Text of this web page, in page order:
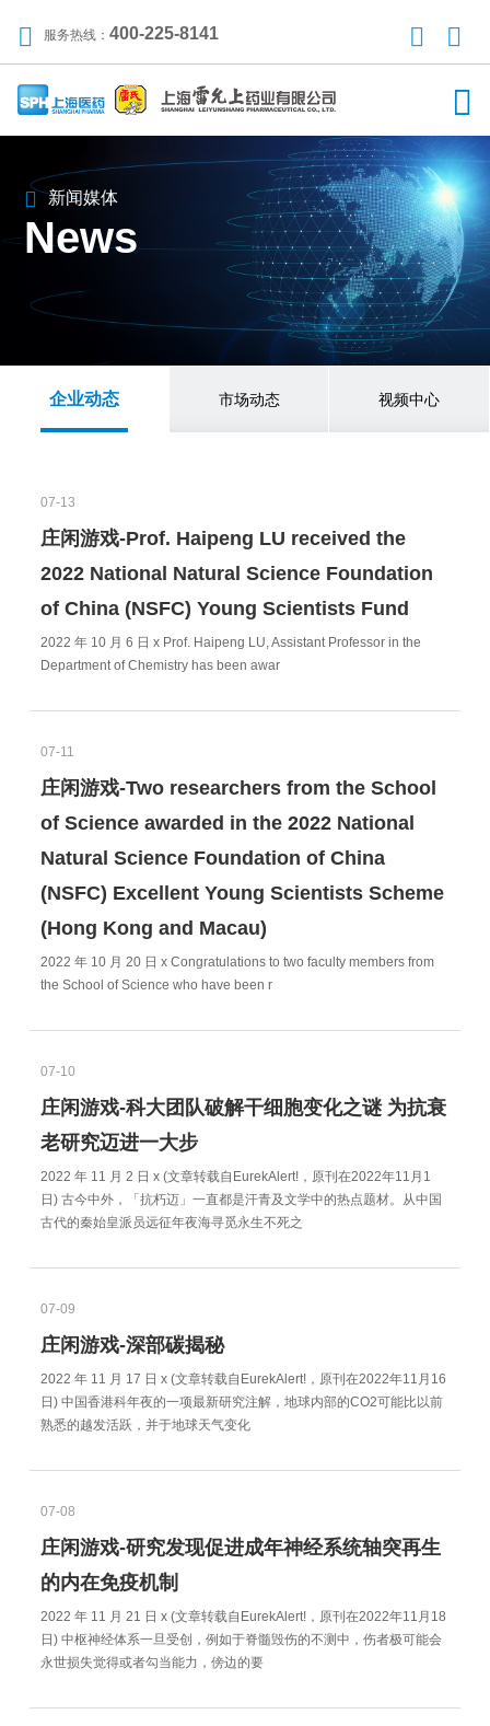
服务热线： 400-225-8141
新闻媒体
News
企业动态 市场动态 视频中心
07-13
庄闲游戏-Prof. Haipeng LU received the
2022 National Natural Science Foundation
of China (NSFC) Young Scientists Fund
2022 年 10 月 6 日 x Prof. Haipeng LU, Assistant Professor in the
Department of Chemistry has been awar
07-11
庄闲游戏-Two researchers from the School
of Science awarded in the 2022 National
Natural Science Foundation of China
(NSFC) Excellent Young Scientists Scheme
(Hong Kong and Macau)
2022 年 10 月 20 日 x Congratulations to two faculty members from
the School of Science who have been r
07-10
庄闲游戏-科大团队破解干细胞变化之谜 为抗衰
老研究迈进一大步
2022 年 11 月 2 日 x (文章转载自EurekAlert!，原刊在2022年11月1
日) 古今中外，「抗朽迈」一直都是汗青及文学中的热点题材。从中国
古代的秦始皇派员远征年夜海寻觅永生不死之
07-09
庄闲游戏-深部碳揭秘
2022 年 11 月 17 日 x (文章转载自EurekAlert!，原刊在2022年11月16
日) 中国香港科年夜的一项最新研究注解，地球内部的CO2可能比以前
熟悉的越发活跃，并于地球天气变化
07-08
庄闲游戏-研究发现促进成年神经系统轴突再生
的内在免疫机制
2022 年 11 月 21 日 x (文章转载自EurekAlert!，原刊在2022年11月18
日) 中枢神经体系一旦受创，例如于脊髓毁伤的不测中，伤者极可能会
永世损失觉得或者勾当能力，傍边的要